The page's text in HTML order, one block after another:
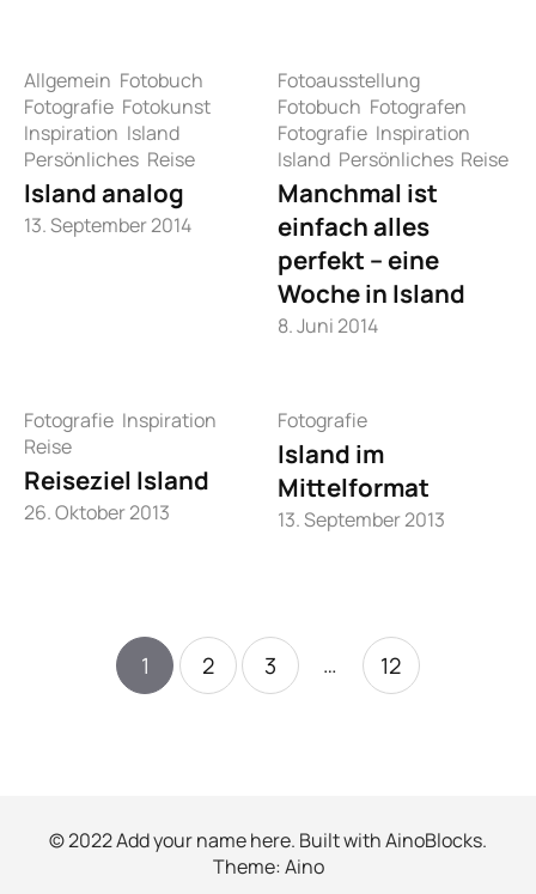
Allgemein Fotobuch
Fotografie Fotokunst
Inspiration Island
Persönliches Reise
Island analog
13. September 2014
Fotoausstellung
Fotobuch Fotografen
Fotografie Inspiration
Island Persönliches Reise
Manchmal ist
einfach alles
perfekt – eine
Woche in Island
8. Juni 2014
Fotografie Inspiration
Reise
Reiseziel Island
26. Oktober 2013
Fotografie
Island im
Mittelformat
13. September 2013
1 2 3 … 12
© 2022 Add your name here. Built withAinoBlocks.
Theme:Aino